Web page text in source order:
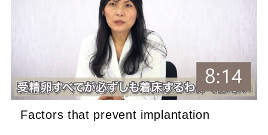
Factors that prevent implantation